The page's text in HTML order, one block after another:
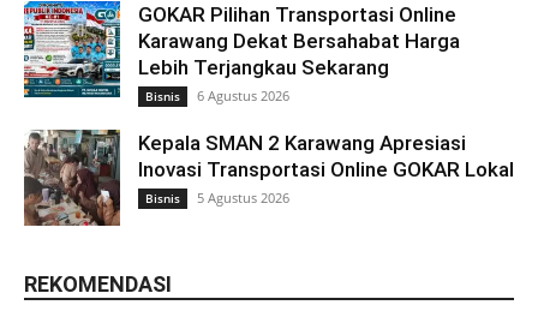
GOKAR Pilihan Transportasi Online
Karawang Dekat Bersahabat Harga
Lebih Terjangkau Sekarang
Bisnis 6 Agustus 2026
Kepala SMAN 2 Karawang Apresiasi
Inovasi Transportasi Online GOKAR Lokal
Bisnis 5 Agustus 2026
REKOMENDASI